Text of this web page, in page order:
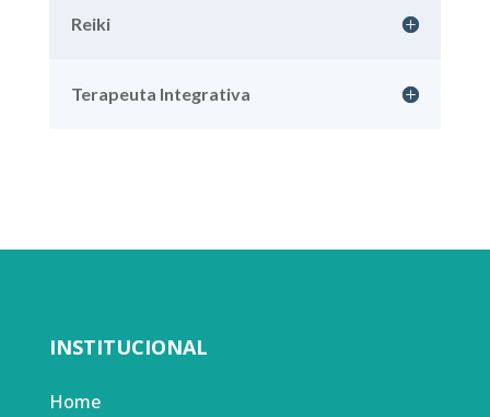
Reiki
Terapeuta Integrativa
INSTITUCIONAL
Home